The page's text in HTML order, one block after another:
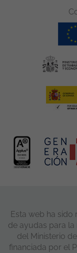
Esta web ha
de ayudas para
del Ministerio
financiada por el